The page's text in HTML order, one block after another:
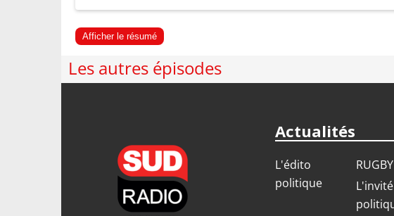
Afficher le résumé
Les autres épisodes
Actualités
L'édito
politique
RUGBY
L'invité